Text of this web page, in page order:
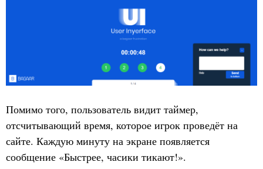
Помимо того, пользователь видит таймер,
отсчитывающий время, которое игрок проведёт на
сайте. Каждую минуту на экране появляется
сообщение «Быстрее, часики тикают!».